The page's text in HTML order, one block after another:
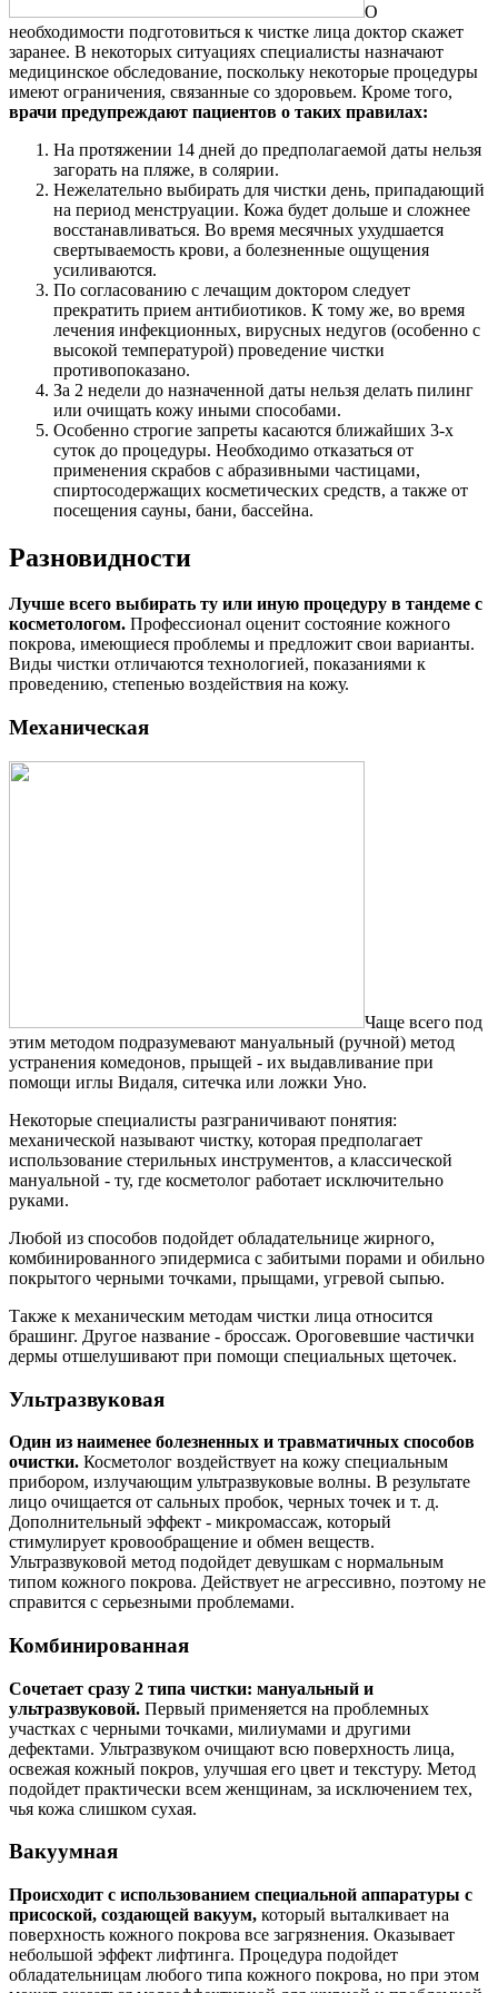
О
необходимости подготовиться к чистке лица доктор скажет
заранее. В некоторых ситуациях специалисты назначают
медицинское обследование, поскольку некоторые процедуры
имеют ограничения, связанные со здоровьем. Кроме того,
врачи предупреждают пациентов о таких правилах:
На протяжении 14 дней до предполагаемой даты нельзя
загорать на пляже, в солярии.
Нежелательно выбирать для чистки день, припадающий
на период менструации. Кожа будет дольше и сложнее
восстанавливаться. Во время месячных ухудшается
свертываемость крови, а болезненные ощущения
усиливаются.
По согласованию с лечащим доктором следует
прекратить прием антибиотиков. К тому же, во время
лечения инфекционных, вирусных недугов (особенно с
высокой температурой) проведение чистки
противопоказано.
За 2 недели до назначенной даты нельзя делать пилинг
или очищать кожу иными способами.
Особенно строгие запреты касаются ближайших 3-х
суток до процедуры. Необходимо отказаться от
применения скрабов с абразивными частицами,
спиртосодержащих косметических средств, а также от
посещения сауны, бани, бассейна.
Разновидности
Лучше всего выбирать ту или иную процедуру в тандеме с
косметологом. Профессионал оценит состояние кожного
покрова, имеющиеся проблемы и предложит свои варианты.
Виды чистки отличаются технологией, показаниями к
проведению, степенью воздействия на кожу.
Механическая
Чаще всего под
этим методом подразумевают мануальный (ручной) метод
устранения комедонов, прыщей - их выдавливание при
помощи иглы Видаля, ситечка или ложки Уно.
Некоторые специалисты разграничивают понятия:
механической называют чистку, которая предполагает
использование стерильных инструментов, а классической
мануальной - ту, где косметолог работает исключительно
руками.
Любой из способов подойдет обладательнице жирного,
комбинированного эпидермиса с забитыми порами и обильно
покрытого черными точками, прыщами, угревой сыпью.
Также к механическим методам чистки лица относится
брашинг. Другое название - броссаж. Ороговевшие частички
дермы отшелушивают при помощи специальных щеточек.
Ультразвуковая
Один из наименее болезненных и травматичных способов
очистки. Косметолог воздействует на кожу специальным
прибором, излучающим ультразвуковые волны. В результате
лицо очищается от сальных пробок, черных точек и т. д.
Дополнительный эффект - микромассаж, который
стимулирует кровообращение и обмен веществ.
Ультразвуковой метод подойдет девушкам с нормальным
типом кожного покрова. Действует не агрессивно, поэтому не
справится с серьезными проблемами.
Комбинированная
Сочетает сразу 2 типа чистки: мануальный и
ультразвуковой. Первый применяется на проблемных
участках с черными точками, милиумами и другими
дефектами. Ультразвуком очищают всю поверхность лица,
освежая кожный покров, улучшая его цвет и текстуру. Метод
подойдет практически всем женщинам, за исключением тех,
чья кожа слишком сухая.
Вакуумная
Происходит с использованием специальной аппаратуры с
присоской, создающей вакуум, который выталкивает на
поверхность кожного покрова все загрязнения. Оказывает
небольшой эффект лифтинга. Процедура подойдет
обладательницам любого типа кожного покрова, но при этом